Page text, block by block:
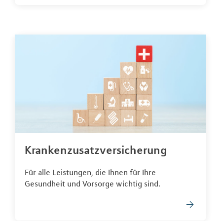
Krankenzusatzversicherung
Für alle Leistungen, die Ihnen für Ihre
Gesundheit und Vorsorge wichtig sind.